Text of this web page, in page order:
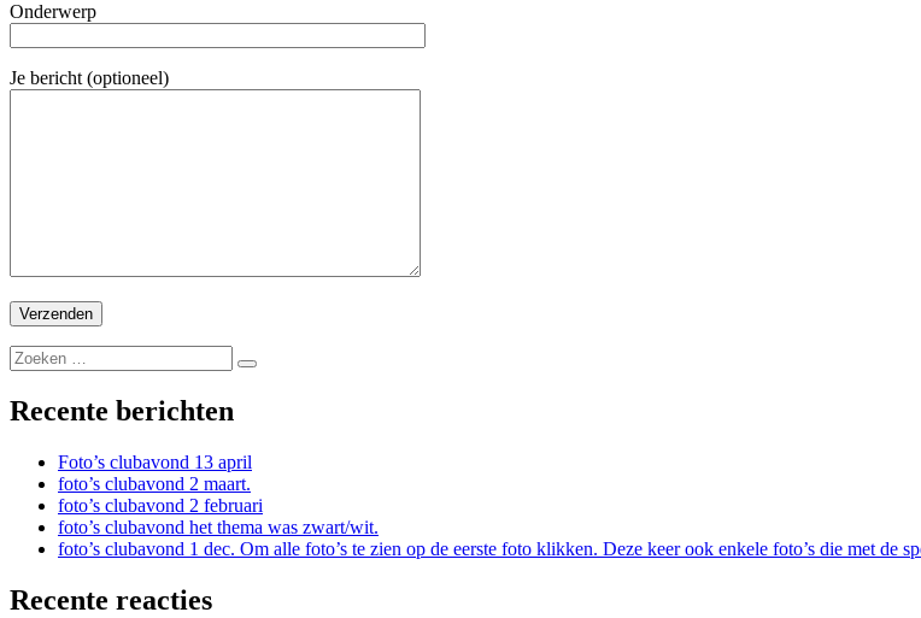
Onderwerp
Je bericht (optioneel)
Recente berichten
Foto’s clubavond 13 april
foto’s clubavond 2 maart.
foto’s clubavond 2 februari
foto’s clubavond het thema was zwart/wit.
foto’s clubavond 1 dec. Om alle foto’s te zien op de eerste foto klikken. Deze keer ook enkele foto’s die met de
Recente reacties